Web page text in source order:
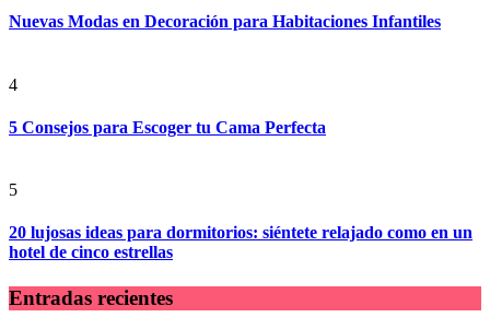
Nuevas Modas en Decoración para Habitaciones Infantiles
4
5 Consejos para Escoger tu Cama Perfecta
5
20 lujosas ideas para dormitorios: siéntete relajado como en un
hotel de cinco estrellas
Entradas recientes